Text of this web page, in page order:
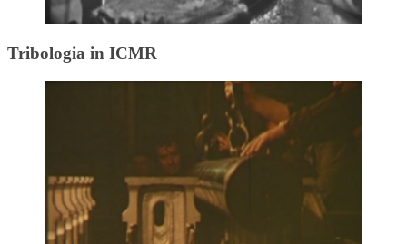
Tribologia in ICMR